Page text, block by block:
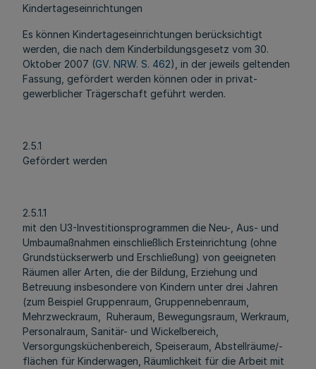
Kindertageseinrichtungen
Es können Kindertageseinrichtungen berücksichtigt
werden, die nach dem Kinderbildungsgesetz vom 30.
Oktober 2007 (GV. NRW. S. 462), in der jeweils geltenden
Fassung, gefördert werden können oder in privat-
gewerblicher Trägerschaft geführt werden.
2.5.1
Gefördert werden
2.5.1.1
mit den U3-Investitionsprogrammen die Neu-, Aus- und
Umbaumaßnahmen einschließlich Ersteinrichtung (ohne
Grundstückserwerb und Erschließung) von geeigneten
Räumen aller Arten, die der Bildung, Erziehung und
Betreuung insbesondere von Kindern unter drei Jahren
(zum Beispiel Gruppenraum, Gruppennebenraum,
Mehrzweckraum, Ruheraum, Bewegungsraum, Werkraum,
Personalraum, Sanitär- und Wickelbereich,
Versorgungsküchenbereich, Speiseraum, Abstellräume/-
flächen für Kinderwagen, Räumlichkeit für die Arbeit mit